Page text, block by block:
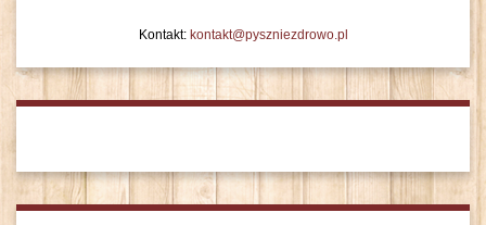
Kontakt: kontakt@pyszniezdrowo.pl